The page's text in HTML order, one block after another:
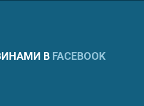
В FACEBOOK